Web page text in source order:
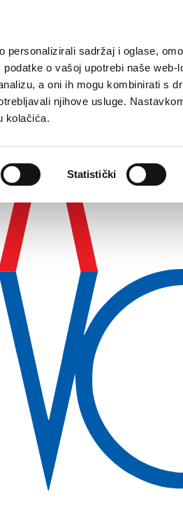
personalizirali sadržaj i oglase,
o vašoj upotrebi naše
a oni ih mogu kombinirati s
njihove usluge.
kolačića.
Statistički